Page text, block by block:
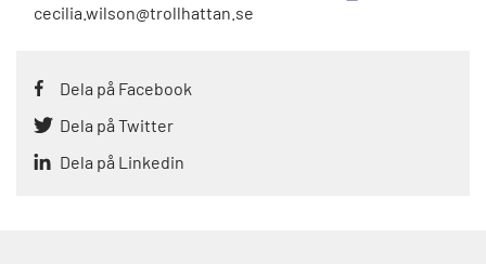
cecilia.wilson@trollhattan.se
Dela på Facebook
Dela på Twitter
Dela på Linkedin